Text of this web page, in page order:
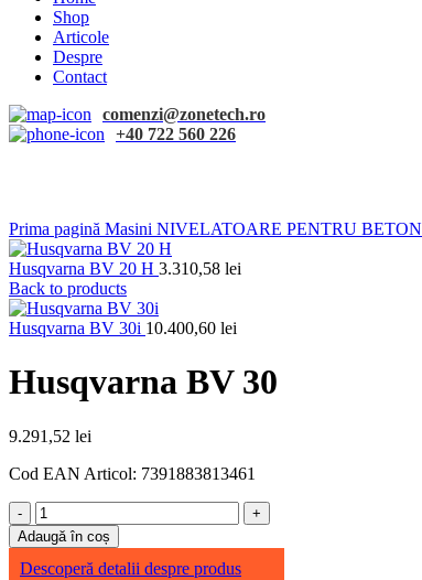
Shop
Articole
Despre
Contact
comenzi@zonetech.ro
+40 722 560 226
Prima pagină Masini NIVELATOARE PENTRU BETON
Husqvarna BV 20 H 3.310,58 lei
Back to products
Husqvarna BV 30i 10.400,60 lei
Husqvarna BV 30
9.291,52 lei
Cod EAN Articol: 7391883813461
Cantitate
Husqvarna
BV
30
Adaugă în coș
Descoperă detalii despre produs